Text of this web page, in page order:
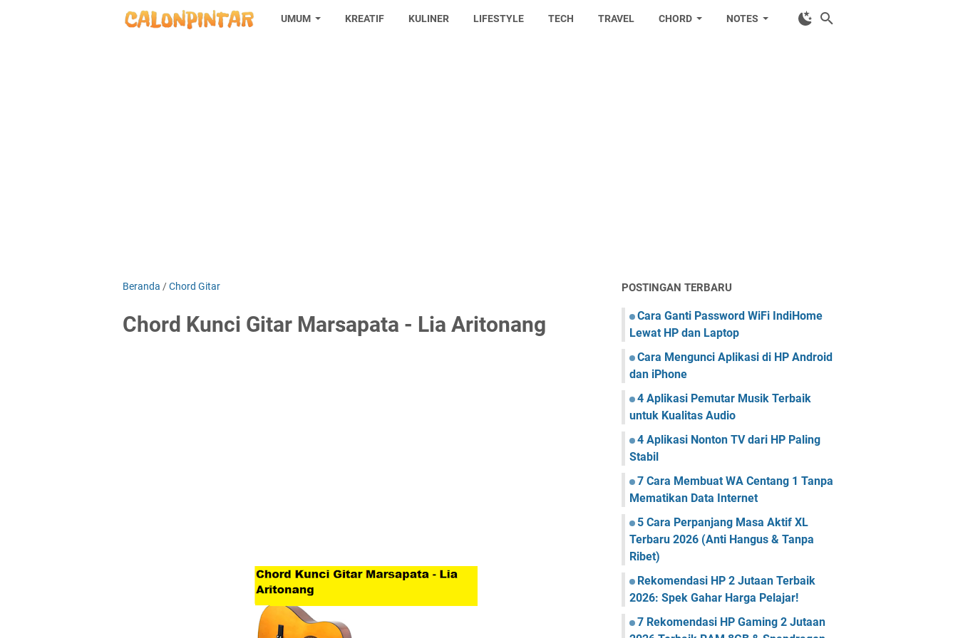
UMUM KREATIF KULINER LIFESTYLE TECH TRAVEL CHORD NOTES
Beranda /Chord Gitar
Chord Kunci Gitar Marsapata - Lia Aritonang
POSTINGAN TERBARU
Cara Ganti Password WiFi IndiHome
Lewat HP dan Laptop
Cara Mengunci Aplikasi di HP Android
dan iPhone
4 Aplikasi Pemutar Musik Terbaik
untuk Kualitas Audio
4 Aplikasi Nonton TV dari HP Paling
Stabil
7 Cara Membuat WA Centang 1 Tanpa
Mematikan Data Internet
5 Cara Perpanjang Masa Aktif XL
Terbaru 2026 (Anti Hangus & Tanpa
Ribet)
Rekomendasi HP 2 Jutaan Terbaik
2026: Spek Gahar Harga Pelajar!
7 Rekomendasi HP Gaming 2 Jutaan